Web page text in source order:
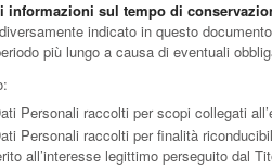
informazioni sul tempo di
indicato in questo
più lungo a causa di eventuali
Personali raccolti per scopi collegati
Personali raccolti per finalità
all’interesse legittimo perseguito dal